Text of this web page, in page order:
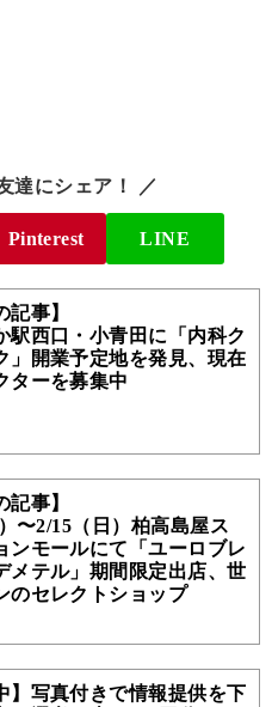
達にシェア！ ／
Pinterest LINE
記事】
駅西口・小青田に「内科ク
」開業予定地を発見、現在
ターを募集中
記事】
〜2/15（日）柏高島屋ス
ンモールにて「ユーロブレ
メテル」期間限定出店、世
のセレクトショップ
】写真付きで情報提供を下